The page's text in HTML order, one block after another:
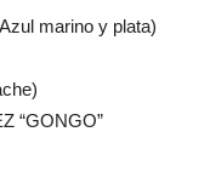
marino y plata)
“GONGO”